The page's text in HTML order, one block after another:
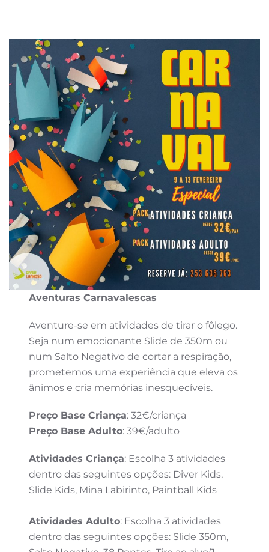
Aventuras Carnavalescas
Aventure-se em atividades de tirar o fôlego.
Seja num emocionante Slide de 350m ou
num Salto Negativo de cortar a respiração,
prometemos uma experiência que eleva os
ânimos e cria memórias inesquecíveis.
Preço Base Criança: 32€/criança
Preço Base Adulto: 39€/adulto
Atividades Criança: Escolha 3 atividades
dentro das seguintes opções: Diver Kids,
Slide Kids, Mina Labirinto, Paintball Kids
Atividades Adulto: Escolha 3 atividades
dentro das seguintes opções: Slide 350m,